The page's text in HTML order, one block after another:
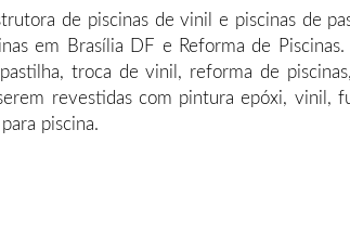
de piscinas de vinil e piscinas de
em Brasília DF e Reforma de
troca de vinil, reforma de
revestidas com pintura epóxi,
piscina.